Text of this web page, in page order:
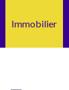
Immobilier